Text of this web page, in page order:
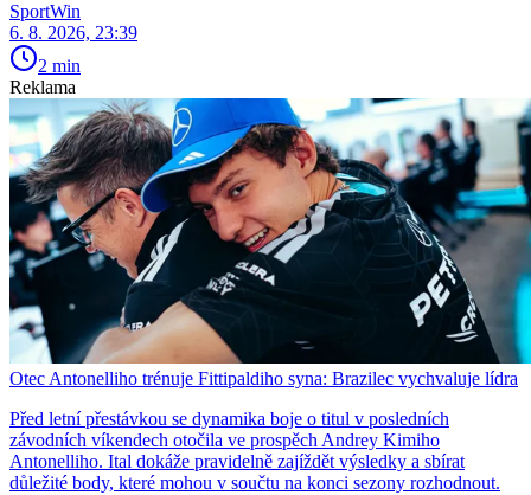
SportWin
6. 8. 2026, 23:39
2 min
Reklama
Otec Antonelliho trénuje Fittipaldiho syna: Brazilec vychvaluje lídra
Před letní přestávkou se dynamika boje o titul v posledních
závodních víkendech otočila ve prospěch Andrey Kimiho
Antonelliho. Ital dokáže pravidelně zajíždět výsledky a sbírat
důležité body, které mohou v součtu na konci sezony rozhodnout.